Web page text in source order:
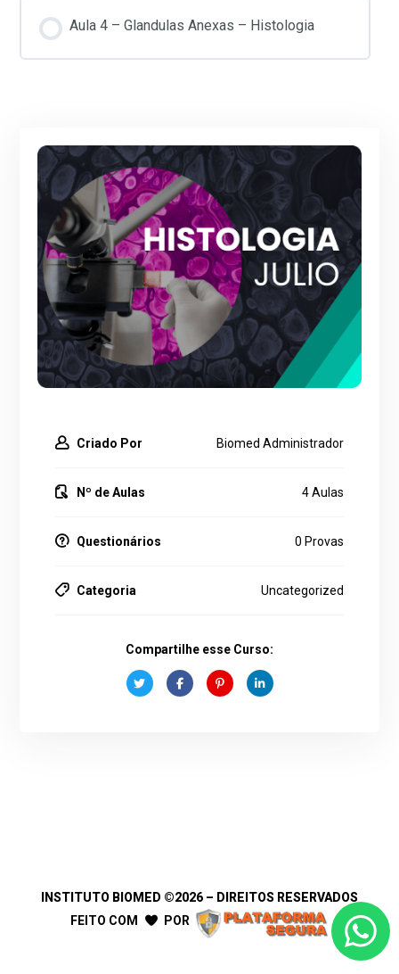
Aula 4 – Glandulas Anexas – Histologia
Criado Por Biomed Administrador
Nº de Aulas 4 Aulas
Questionários 0 Provas
Categoria Uncategorized
Compartilhe esse Curso:
INSTITUTO BIOMED ©2026 – DIREITOS RESERVADOS
FEITO COM
POR